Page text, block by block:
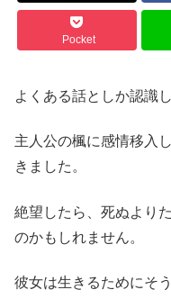
Pocket
よくある話としか認識
主人公の楓に感情移入
きました。
絶望したら、死ぬより
のかもしれません。
彼女は生きるためにそ